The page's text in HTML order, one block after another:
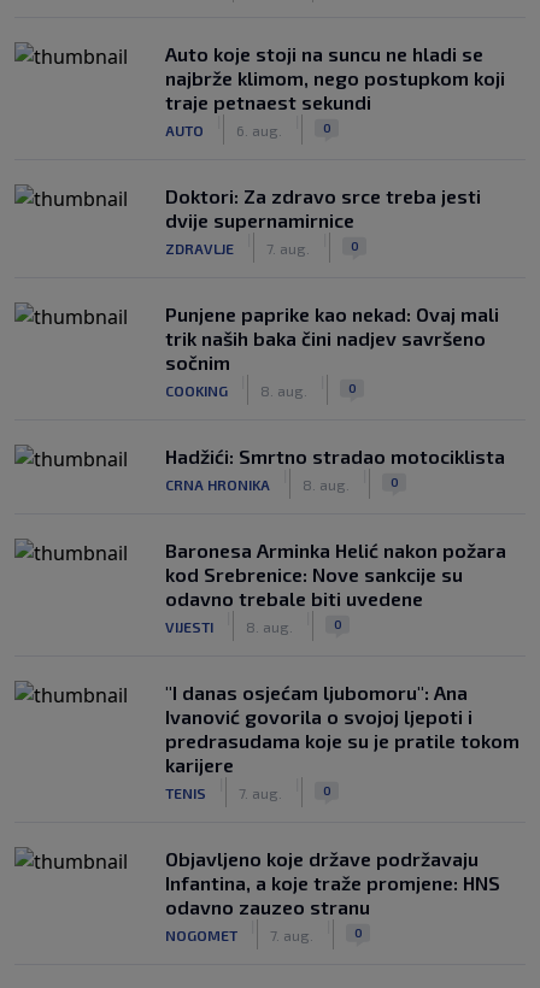
Auto koje stoji na suncu ne hladi se
najbrže klimom, nego postupkom koji
traje petnaest sekundi
AUTO 6. aug. 0
Doktori: Za zdravo srce treba jesti
dvije supernamirnice
ZDRAVLJE 7. aug. 0
Punjene paprike kao nekad: Ovaj mali
trik naših baka čini nadjev savršeno
sočnim
COOKING 8. aug. 0
Hadžići: Smrtno stradao motociklista
CRNA HRONIKA 8. aug. 0
Baronesa Arminka Helić nakon požara
kod Srebrenice: Nove sankcije su
odavno trebale biti uvedene
VIJESTI 8. aug. 0
"I danas osjećam ljubomoru": Ana
Ivanović govorila o svojoj ljepoti i
predrasudama koje su je pratile tokom
karijere
TENIS 7. aug. 0
Objavljeno koje države podržavaju
Infantina, a koje traže promjene: HNS
odavno zauzeo stranu
NOGOMET 7. aug. 0